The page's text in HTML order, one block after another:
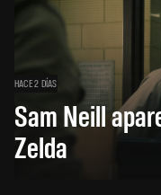
HACE 2 DÍAS
Sam Neill
Zelda